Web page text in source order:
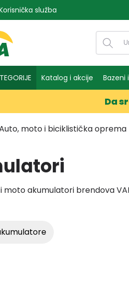
na glavnu navigaciju
služba
Katalog i akcije Bazeni
Da
moto i biciklistička oprema
moto akumulatori brendova
vašem vozilu.